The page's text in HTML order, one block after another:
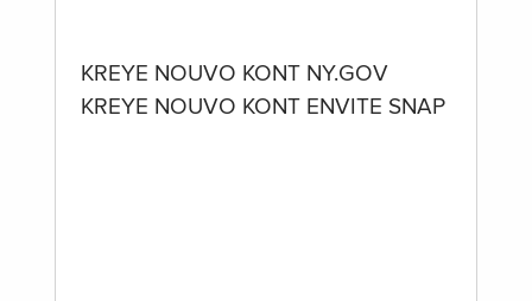
KREYE NOUVO KONT NY.GOV
KREYE NOUVO KONT ENVITE SNAP